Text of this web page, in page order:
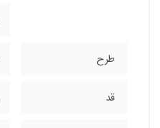
طرح
قد